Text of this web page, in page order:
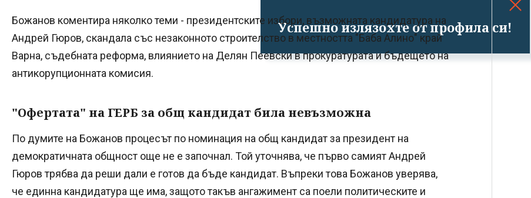
Успешно излязохте от профила си!
Божанов коментира няколко теми - президентските избори, възможната кандидатура на
Андрей Гюров, скандала със незаконното строителство в местността "Баба Алино" край
Варна, съдебната реформа, влиянието на Делян Пеевски в прокуратурата и бъдещето на
антикорупционната комисия.
"Офертата" на ГЕРБ за общ кандидат била невъзможна
По думите на Божанов процесът по номинация на общ кандидат за президент на
демократичната общност още не е започнал. Той уточнява, че първо самият Андрей
Гюров трябва да реши дали е готов да бъде кандидат. Въпреки това Божанов уверява,
че единна кандидатура ще има, защото такъв ангажимент са поели политическите и